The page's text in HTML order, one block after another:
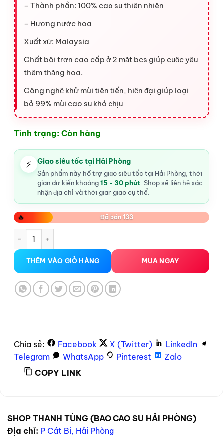
– Thành phần: 100% cao su thiên nhiên
– Hương nước hoa
Xuất xứ: Malaysia
Chất bôi trơn cao cấp ở 2 mặt bcs giúp cuộc yêu
thêm thăng hoa.
Công nghệ khử mùi tiên tiến, hiện đại giúp loại
bỏ 99% mùi cao su khó chịu
Tình trạng: Còn hàng
⚡ Giao siêu tốc tại Hải Phòng
Sản phẩm này hỗ trợ giao siêu tốc tại Hải Phòng, thời
gian dự kiến khoảng15 - 30 phút. Shop sẽ liên hệ xác
nhận địa chỉ và thời gian giao cụ thể.
🔥 Đã bán 133
bao cao su size to 56mm CARE số lượng
THÊM VÀO GIỎ HÀNG MUA NGAY
Chia sẻ: Facebook X (Twitter)
LinkedIn
Telegram
WhatsApp Pinterest
Zalo
COPY LINK
SHOP THANH TÙNG (BAO CAO SU HẢI PHÒNG)
Địa chỉ: P Cát Bi, Hải Phòng